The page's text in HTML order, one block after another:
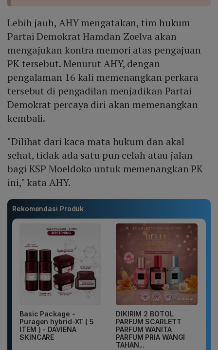
Lebih jauh, AHY mengatakan, tim hukum
Partai Demokrat Hamdan Zoelva akan
mengajukan kontra memori atas pengajuan
PK tersebut. Menurut AHY, dengan
pengalaman 16 kali memenangkan perkara
tersebut di pengadilan menjadikan Partai
Demokrat percaya diri akan memenangkan
kembali.
"Dilihat dari kaca mata hukum dan akal
sehat, tidak ada satu pun celah atau jalan
bagi KSP Moeldoko untuk memenangkan PK
ini," kata AHY.
Rekomendasi Produk
Basic Package -
Puragen hybrid-XT ( 5
ITEM ) - DAVIENA
SKINCARE
DIKIRIM 2 BOTOL
PARFUM SCARLETT
PARFUM WANITA
PARFUM PRIA WANGI
TAHAN...